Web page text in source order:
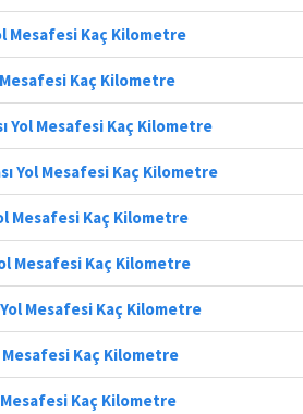
Mesafesi Kaç Kilometre
Kaç Kilometre
Yol Mesafesi Kaç Kilometre
Yol Mesafesi Kaç Kilometre
Mesafesi Kaç Kilometre
Mesafesi Kaç Kilometre
Mesafesi Kaç Kilometre
Mesafesi Kaç Kilometre
Kaç Kilometre